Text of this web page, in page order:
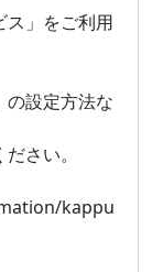
ス」をご利用
の設定方法な
さい。
kappu